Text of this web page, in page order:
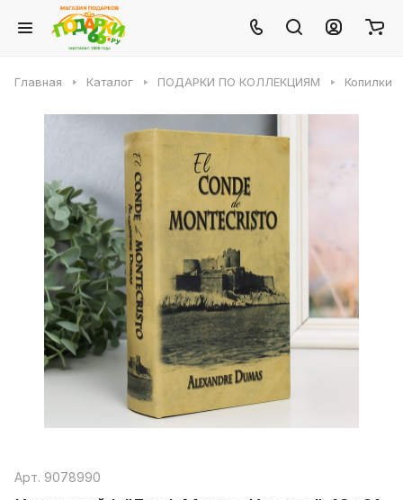
Главная Каталог ПОДАРКИ ПО КОЛЛЕКЦИЯМ Копилки
Арт. 9078990